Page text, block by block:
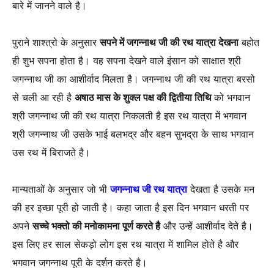
बारे में जानने वाले है।
पुराने शाश्त्रो के अनुसारसपने में जगन्नाथ जी की रथ यात्रा देखनाबहोत
ही शुभ सपना होता है। यह सपना देखने वाले इंसान को साक्षात श्री
जगन्नाथ जी का आशीर्वाद मिलता है। जगन्नाथ जी की रथ यात्रा बरसो
से चली आ रही है अषाठ मास के शुक्ल पक्ष की द्वितीया तिथिको भगवान
श्री जगन्नाथ जी की रथ यात्रा निकलती है इस रथ यात्रा में भगवान
श्री जगन्नाथ जी उसके भाई बलभद्र और बहन सुभद्रा के साथ भगवान
उस रथ में बिराजते है।
मान्यताओं के अनुसार जो भीजगन्नाथ जी रथ यात्रादेखता है उसके मन
की हर इच्छा पूरी हो जाती है। कहा जाता है इस दिन भगवान धरती पर
अपनेसच्चे भक्तो की मनोकामना पूर्ण करते हैऔर उन्हें आशीर्वाद देते है।
इस लिए हर साल सेकड़ो लोग इस रथ यात्रा में शामिल होते है और
भगवान जगन्नाथ पूरी के दर्शन करते है।